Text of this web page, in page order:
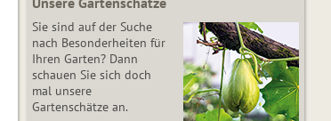
Sie sind auf der Suche
nach Besonderheiten für
Ihren Garten? Dann
schauen Sie sich doch
mal unsere
Gartenschätze an.